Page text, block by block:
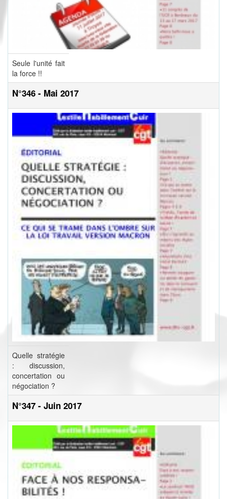
Seule l'unité fait
la force !!
N°346 - Mai 2017
Quelle stratégie
: discussion,
concertation ou
négociation ?
N°347 - Juin 2017